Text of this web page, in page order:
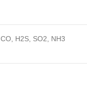
CO, H2S, SO2, NH3